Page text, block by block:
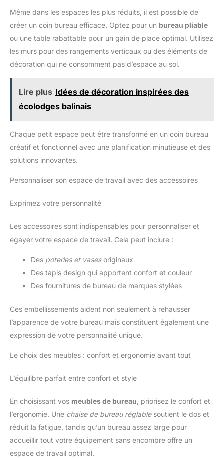
Même dans les espaces les plus réduits, il est possible de
créer un coin bureau efficace. Optez pour un bureau pliable
ou une table rabattable pour un gain de place optimal. Utilisez
les murs pour des rangements verticaux ou des éléments de
décoration qui ne consomment pas d’espace au sol.
Lire plus Idées de décoration inspirées des
écolodges balinais
Chaque petit espace peut être transformé en un coin bureau
créatif et fonctionnel avec une planification minutieuse et des
solutions innovantes.
Personnaliser son espace de travail avec des accessoires
Exprimez votre personnalité
Les accessoires sont indispensables pour personnaliser et
égayer votre espace de travail. Cela peut inclure :
Des poteries et vasesoriginaux
Des tapis design qui apportent confort et couleur
Des fournitures de bureau de marques stylées
Ces embellissements aident non seulement à rehausser
l’apparence de votre bureau mais constituent également une
expression de votre personnalité unique.
Le choix des meubles : confort et ergonomie avant tout
L’équilibre parfait entre confort et style
En choisissant vos meubles de bureau , priorisez le confort et
l’ergonomie. Une chaise de bureau réglablesoutient le dos et
réduit la fatigue, tandis qu’un bureau assez large pour
accueillir tout votre équipement sans encombre offre un
espace de travail optimal.